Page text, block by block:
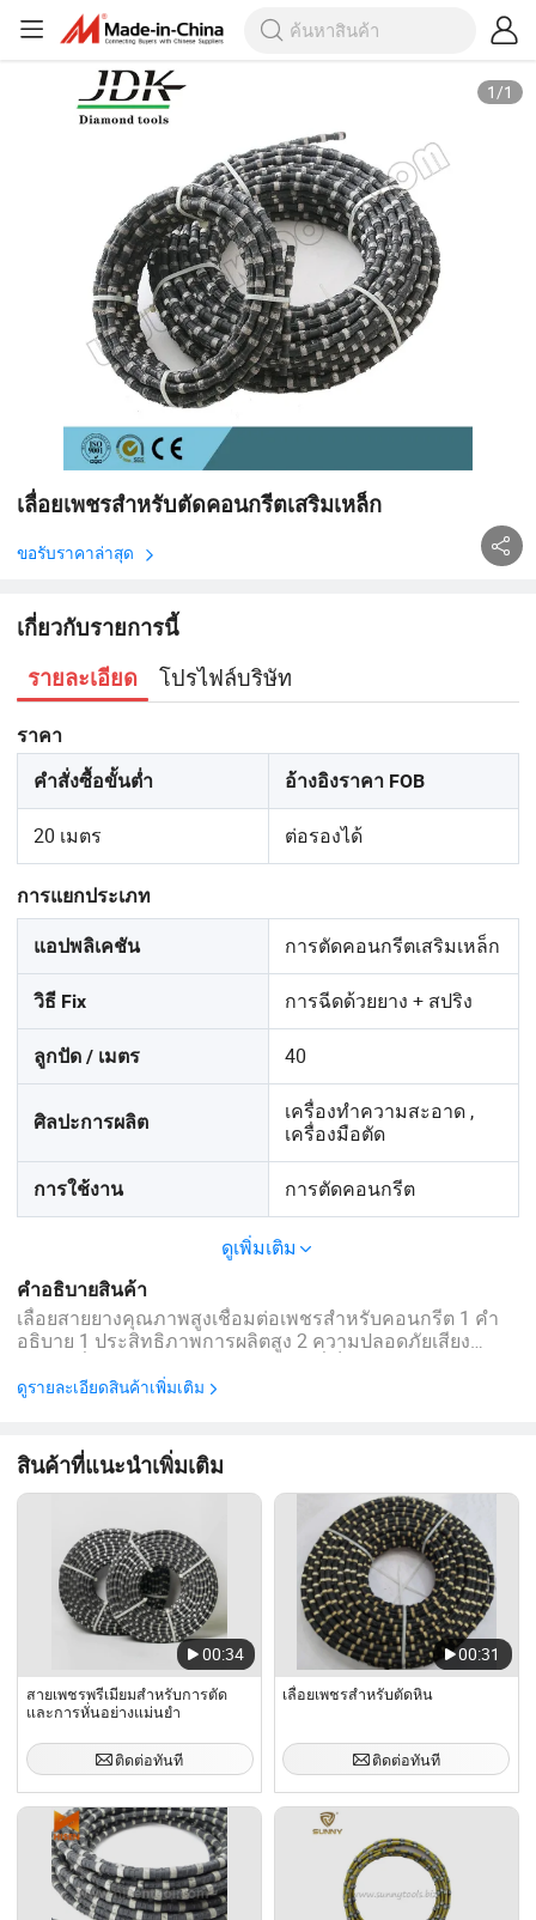
1/1
เลื่อยเพชรสำหรับตัดคอนกรีตเสริมเหล็ก
ขอรับราคาล่าสุด
เกี่ยวกับรายการนี้
รายละเอียด โปรไฟล์บริษัท
ราคา
คำสั่งซื้อขั้นต่ำ อ้างอิงราคา FOB
20 เมตร ต่อรองได้
การแยกประเภท
แอปพลิเคชัน การตัดคอนกรีตเสริมเหล็ก
วิธี Fix การฉีดด้วยยาง + สปริง
ลูกปัด / เมตร 40
ศิลปะการผลิต
เครื่องทำความสะอาด ,
เครื่องมือตัด
การใช้งาน การตัดคอนกรีต
ดูเพิ่มเติม
คำอธิบายสินค้า
เลื่อยสายยางคุณภาพสูงเชื่อมต่อเพชรสำหรับคอนกรีต 1 คำ
อธิบาย 1 ประสิทธิภาพการผลิตสูง 2 ความปลอดภัยเสียง
ใช้จ่าย 4 มีความตึงและอายุการใช้งานที่ยาวนาน 2 คุณสมบัติ
ดูรายละเอียดสินค้าเพิ่มเติม
สินค้าที่แนะนำเพิ่มเติม
00:34
สายเพชรพรีเมียมสำหรับการตัด
และการหั่นอย่างแม่นยำ
ติดต่อทันที
00:31
เลื่อยเพชรสำหรับตัดหิน
ติดต่อทันที